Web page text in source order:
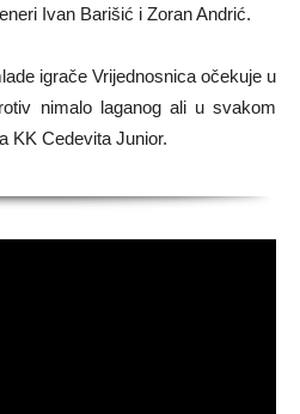
Ivan Barišić i Zoran Andrić.
igrače Vrijednosnica očekuje u
nimalo laganog ali u svakom
KK Cedevita Junior.